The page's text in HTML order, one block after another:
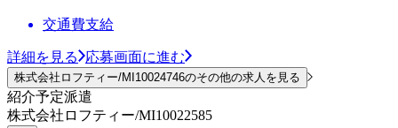
交通費支給
詳細を見る 応募画面に進む
株式会社ロフティー/MI10024746のその他の求人を見る
紹介予定派遣
株式会社ロフティー/MI10022585